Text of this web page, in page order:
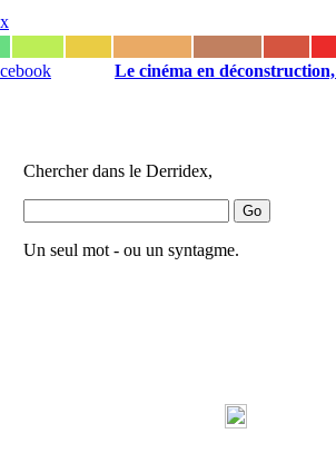
Le cinéma en déconstruction,
Chercher dans le Derridex,
Un seul mot - ou un syntagme.